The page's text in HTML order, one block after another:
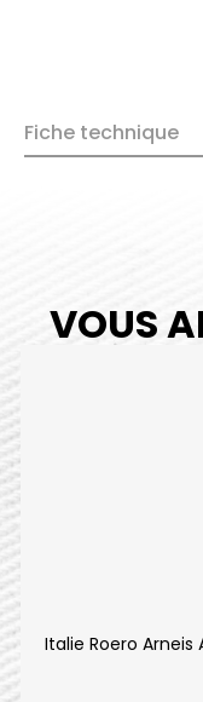
Fiche technique
VOUS
Italie Roero Arneis